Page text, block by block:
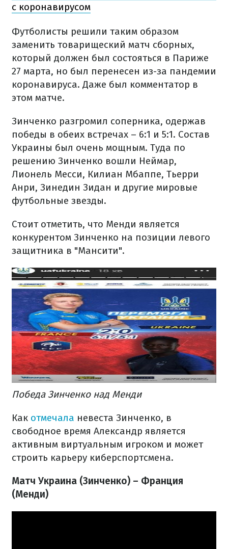
с коронавирусом
Футболисты решили таким образом
заменить товарищеский матч сборных,
который должен был состояться в Париже
27 марта, но был перенесен из-за пандемии
коронавируса. Даже был комментатор в
этом матче.
Зинченко разгромил соперника, одержав
победы в обеих встречах – 6:1 и 5:1. Состав
Украины был очень мощным. Туда по
решению Зинченко вошли Неймар,
Лионель Месси, Килиан Мбаппе, Тьерри
Анри, Зинедин Зидан и другие мировые
футбольные звезды.
Стоит отметить, что Менди является
конкурентом Зинченко на позиции левого
защитника в "Мансити".
Победа Зинченко над Менди
Как отмечала невеста Зинченко, в
свободное время Александр является
активным виртуальным игроком и может
строить карьеру киберспортсмена.
Матч Украина (Зинченко) – Франция
(Менди)